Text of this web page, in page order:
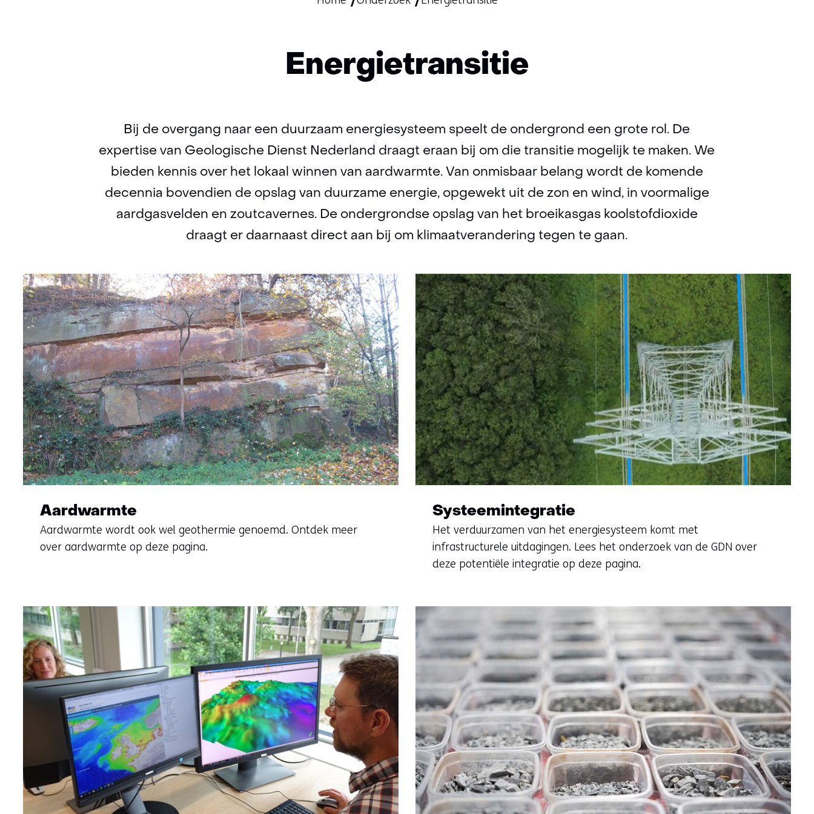
Energietransitie
Bij de overgang naar een duurzaam energiesysteem speelt de ondergrond een grote rol. De
expertise van Geologische Dienst Nederland draagt eraan bij om die transitie mogelijk te maken. We
bieden kennis over het lokaal winnen van aardwarmte. Van onmisbaar belang wordt de komende
decennia bovendien de opslag van duurzame energie, opgewekt uit de zon en wind, in voormalige
aardgasvelden en zoutcavernes. De ondergrondse opslag van het broeikasgas koolstofdioxide
draagt er daarnaast direct aan bij om klimaatverandering tegen te gaan.
Aardwarmte
Aardwarmte wordt ook wel geothermie genoemd. Ontdek meer
over aardwarmte op deze pagina.
Systeemintegratie
Het verduurzamen van het energiesysteem komt met
infrastructurele uitdagingen. Lees het onderzoek van de GDN over
deze potentiële integratie op deze pagina.